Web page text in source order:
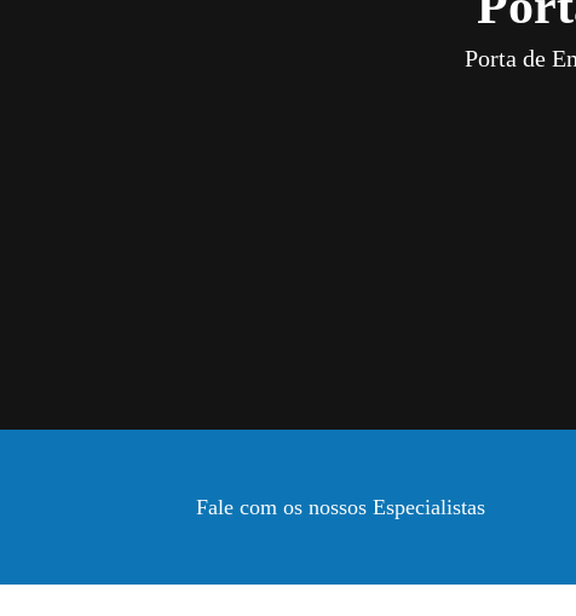
Porta de
Fale com os nossos Especialistas